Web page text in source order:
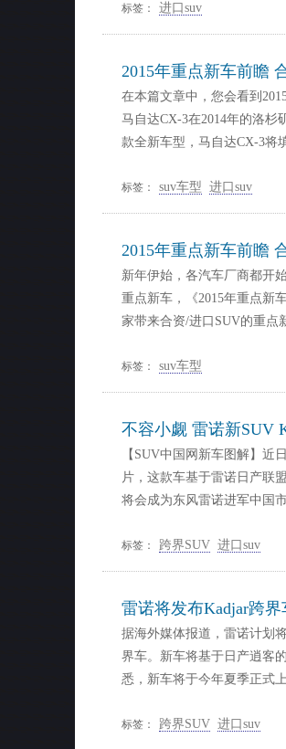
标签： 进口suv
2015年重点新车前瞻
在本篇文章中，您会看到
马自达CX-3在2014年的洛
款全新车型，马自达CX-3将
标签： suv车型 进口suv
2015年重点新车前瞻
新年伊始，各汽车厂商都开
重点新车，《2015年重点新
家带来合资/进口SUV的重点
标签： suv车型
不容小觑 雷诺新SUV
【SUV中国网新车图解】近
片，这款车基于雷诺日产联
将会成为东风雷诺进军中国
标签： 跨界SUV 进口suv
雷诺将发布Kadjar跨
据海外媒体报道，雷诺计划
界车。新车将基于日产逍客
悉，新车将于今年夏季正式
标签： 跨界SUV 进口suv